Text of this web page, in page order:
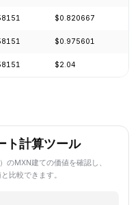
$0.820667
$0.975601
$2.04
ト計算ツール
のMXN建ての価値を確認し、
比較できます。